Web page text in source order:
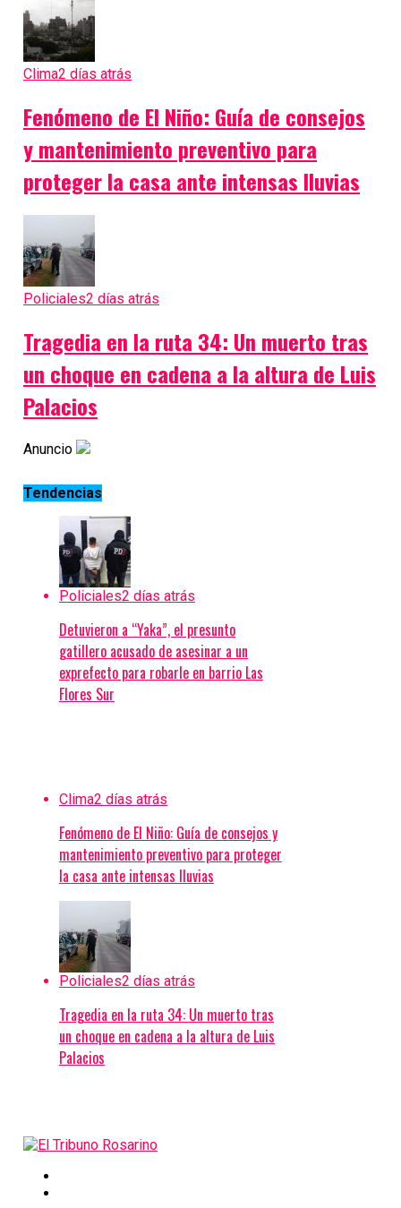
Clima2 días atrás
Fenómeno de El Niño: Guía de consejos
y mantenimiento preventivo para
proteger la casa ante intensas lluvias
Policiales2 días atrás
Tragedia en la ruta 34: Un muerto tras
un choque en cadena a la altura de Luis
Palacios
Anuncio
Tendencias
Policiales2 días atrás
Detuvieron a “Yaka”, el presunto
gatillero acusado de asesinar a un
exprefecto para robarle en barrio Las
Flores Sur
Clima2 días atrás
Fenómeno de El Niño: Guía de consejos y
mantenimiento preventivo para proteger
la casa ante intensas lluvias
Policiales2 días atrás
Tragedia en la ruta 34: Un muerto tras
un choque en cadena a la altura de Luis
Palacios